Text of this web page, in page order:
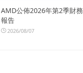
AMD公佈2026年第2季財務
報告
2026/08/07